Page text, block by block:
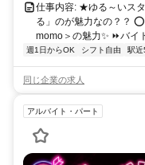
仕事内容: ★ゆる～いス
る」のが魅力なの？？
momo＞の魅力✨ ⏩バイ
週1日からOK シフト自由 駅近
同じ企業の求人
アルバイト・パート